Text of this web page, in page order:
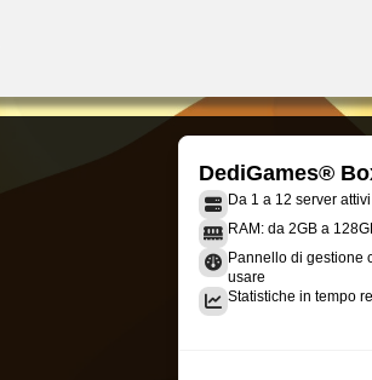
DediGames®
Da 1 a 12 server attivi
RAM: da 2GB a
Pannello di gestione
usare
Statistiche in tempo